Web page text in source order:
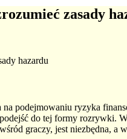
zasady
hazardu
na podejmowaniu ryzyka
do tej formy rozrywki.
graczy, jest niezbędna, a